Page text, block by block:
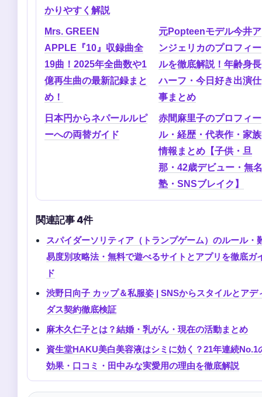
かりやすく解説
Mrs. GREEN
APPLE『10』収録曲全
19曲！2025年全曲数や1
億再生曲の最新記録まと
め！
元Popteenモデル今井ア
ンジェリカのプロフィー
ルを徹底解説！年齢身長
ハーフ・今日好き出演仕
事まとめ
日本円からネパールルピ
ーへの両替ガイド
赤間麻里子のプロフィー
ル・経歴・代表作・家族
情報まとめ【子供・旦
那・42歳デビュー・無名
塾・SNSブレイク】
関連記事 4件
スパイダーソリティア（トランプゲーム）のルール・
易度別攻略法・無料で遊べるサイトとアプリを徹底ガ
ド
渋野日向子 カップ＆私服姿 | SNSからスタイルとアデ
ダス契約徹底検証
麻木久仁子とは？結婚・乳がん・現在の活動まとめ
資生堂HAKU美白美容液はシミに効く？21年連続No.1
効果・口コミ・田中みな実愛用の理由を徹底解説